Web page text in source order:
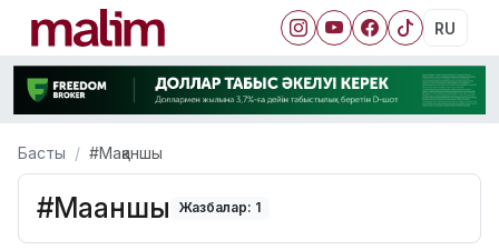
RU
Басты #Мақаншы
#Мақаншы Жазбалар: 1